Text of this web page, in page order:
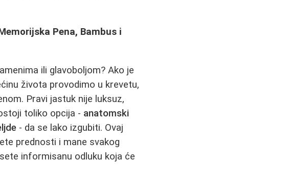
Pena, Bambus i
ili glavoboljom? Ako je
života provodimo u krevetu,
Pravi jastuk nije luksuz,
toliko opcija - anatomski
- da se lako izgubiti. Ovaj
prednosti i mane svakog
informisanu odluku koja će